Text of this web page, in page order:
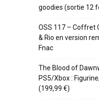
goodies (sortie 12
OSS 117 – Coffret
& Rio en version
Fnac
The Blood of
PS5/Xbox :
(199,99 €)